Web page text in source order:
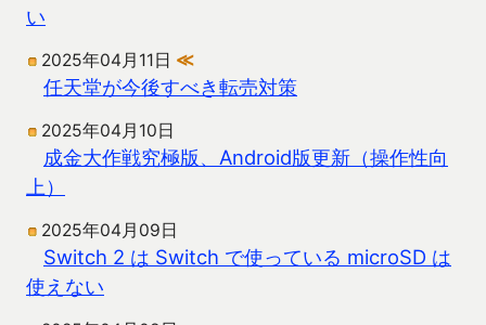
い
2025年04月11日 ≪
任天堂が今後すべき転売対策
2025年04月10日
成金大作戦究極版、Android版更新（操作性向
上）
2025年04月09日
Switch 2 は Switch で使っている microSD は
使えない